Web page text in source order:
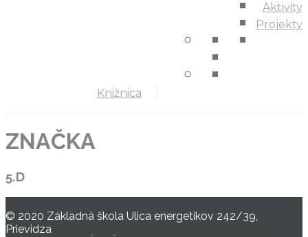
Knižnica
Aktivity
Projekty
ZNAČKA
5.D
© 2020 Základná škola Ulica energetikov 242/39,
Prievidza